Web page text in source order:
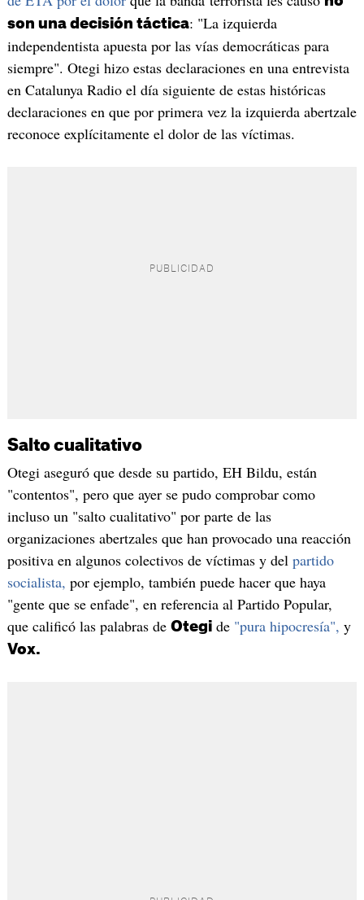
son una decisión táctica: "La izquierda
independentista apuesta por las vías democráticas para
siempre". Otegi hizo estas declaraciones en una entrevista
en Catalunya Radio el día siguiente de estas históricas
declaraciones en que por primera vez la izquierda abertzale
reconoce explícitamente el dolor de las víctimas.
Salto cualitativo
Otegi aseguró que desde su partido, EH Bildu, están
"contentos", pero que ayer se pudo comprobar como
incluso un "salto cualitativo" por parte de las
organizaciones abertzales que han provocado una reacción
positiva en algunos colectivos de víctimas y del partido
socialista, por ejemplo, también puede hacer que haya
"gente que se enfade", en referencia al Partido Popular,
que calificó las palabras de Otegide "pura hipocresía", y
Vox.